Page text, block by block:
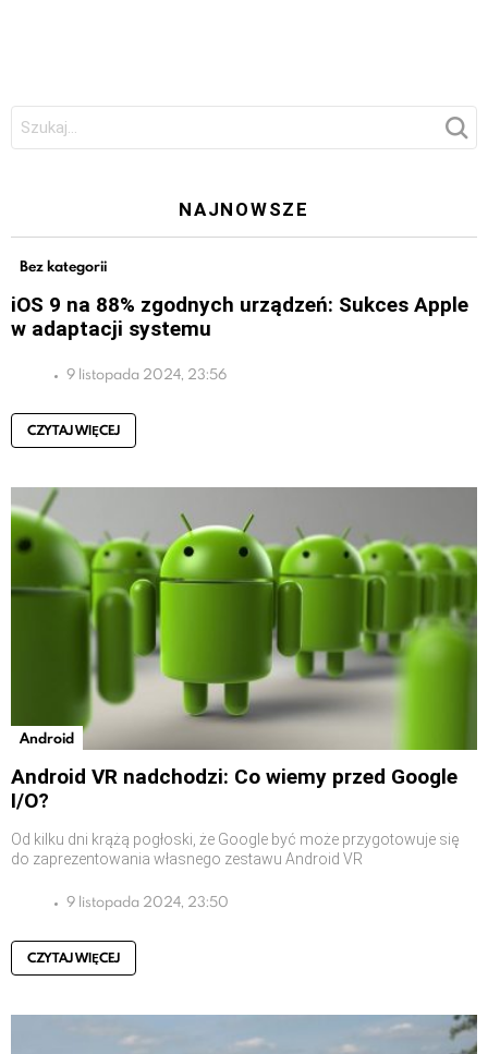
Szukaj:
NAJNOWSZE
Bez kategorii
iOS 9 na 88% zgodnych urządzeń: Sukces Apple
w adaptacji systemu
9 listopada 2024, 23:56
CZYTAJ WIĘCEJ
Android
Android VR nadchodzi: Co wiemy przed Google
I/O?
Od kilku dni krążą pogłoski, że Google być może przygotowuje się
do zaprezentowania własnego zestawu Android VR
9 listopada 2024, 23:50
CZYTAJ WIĘCEJ